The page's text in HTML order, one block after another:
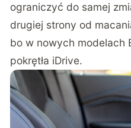
ograniczyć do samej
drugiej strony od
bo w nowych modelach
pokrętła iDrive.